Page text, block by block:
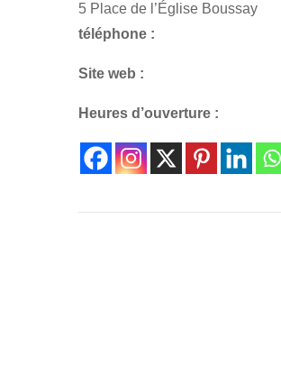
5 Place de l’Église Boussay
téléphone :
Site web :
Heures d’ouverture :